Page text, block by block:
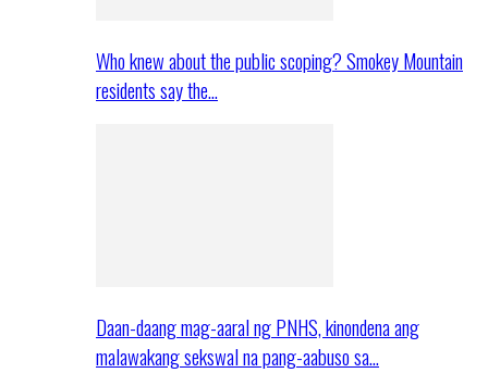
Who knew about the public scoping? Smokey Mountain
residents say the…
Daan-daang mag-aaral ng PNHS, kinondena ang
malawakang sekswal na pang-aabuso sa…